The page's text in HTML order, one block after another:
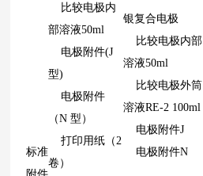
标准
比较电极内
部溶液50ml
电极附件(J
型)
电极附件
（N 型）
打印用纸（2
卷）
银复合电极
比较电极内部
溶液50ml
比较电极外筒
溶液RE-2 100ml
电极附件J
电极附件N